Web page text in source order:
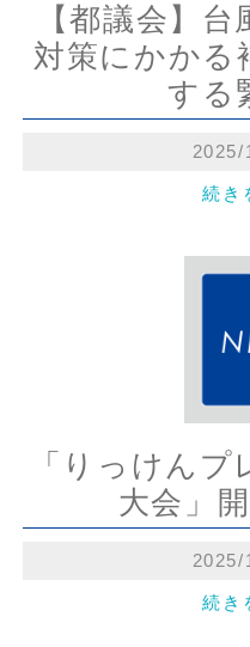
【都議会】
対策にかかる
する
2025/
続き
「りっけん
大会」
2025/
続き